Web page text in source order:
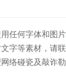
任何字体和图
字等素材，请
络碰瓷及敲诈